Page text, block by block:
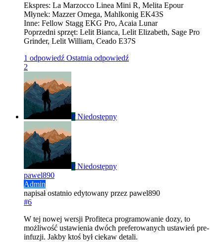
Ekspres: La Marzocco Linea Mini R, Melita Epour
Młynek: Mazzer Omega, Mahlkonig EK43S
Inne: Fellow Stagg EKG Pro, Acaia Lunar
Poprzedni sprzęt: Lelit Bianca, Lelit Elizabeth, Sage Pro
Grinder, Lelit William, Ceado E37S
1 odpowiedź Ostatnia odpowiedź
2
P Niedostępny
P Niedostępny
pawel890
Admin
napisałostatnio edytowany przez pawel890
#6
W tej nowej wersji Profiteca programowanie dozy, to
możliwość ustawienia dwóch preferowanych ustawień pre-
infuzji. Jakby ktoś był ciekaw detali.